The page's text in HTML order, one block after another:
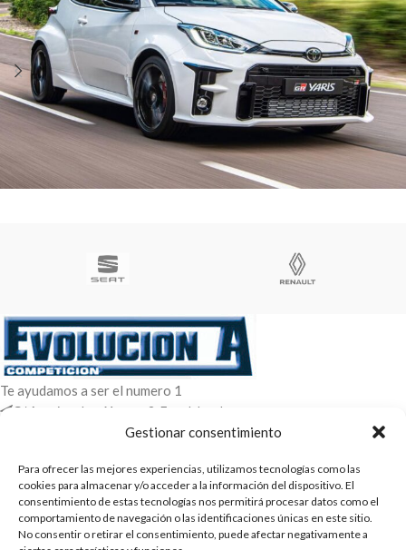
Gestionar consentimiento
Para ofrecer las mejores experiencias, utilizamos tecnologías como las
cookies para almacenar y/o acceder a la información del dispositivo. El
consentimiento de estas tecnologías nos permitirá procesar datos como el
comportamiento de navegación o las identificaciones únicas en este sitio.
No consentir o retirar el consentimiento, puede afectar negativamente a
Te ayudamos a ser el numero 1
C/ Arquimedes 61 nave 2. Fuenlabrada
WhatsApp +34 670604426
ENTRADAS RECIENTES
POLÍTICAS